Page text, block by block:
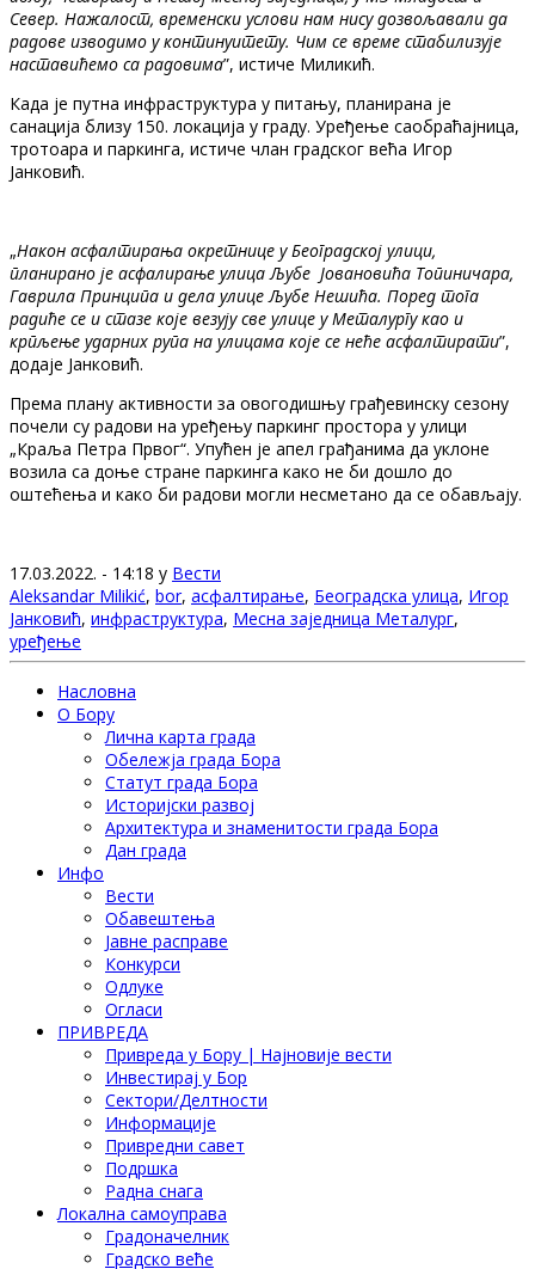
Север. Нажалост, временски услови нам нису дозвољавали да
радове изводимо у континуитету. Чим се време стабилизује
наставићемо са радовима”, истиче Миликић.
Када је путна инфраструктура у питању, планирана је
санација близу 150. локација у граду. Уређење саобраћајница,
тротоара и паркинга, истиче члан градског већа Игор
Јанковић.
„Након асфалтирања окретнице у Београдској улици,
планирано је асфалирање улица Љубе Јовановића Топиничара,
Гаврила Принципа и дела улице Љубе Нешића. Поред тога
радиће се и стазе које везују све улице у Металургу као и
крпљење ударних рупа на улицама које се неће асфалтирати”,
додаје Јанковић.
Према плану активности за овогодишњу грађевинску сезону
почели су радови на уређењу паркинг простора у улици
„Краља Петра Првог“. Упућен је апел грађанима да уклоне
возила са доње стране паркинга како не би дошло до
оштећења и како би радови могли несметано да се обављају.
17.03.2022. - 14:18 у Вести
Aleksandar Milikić, bor, асфалтирање, Београдска улица, Игор
Јанковић, инфраструктура, Месна заједница Металург,
уређење
Насловна
О Бору
Лична карта града
Обележја града Бора
Статут града Бора
Историјски развој
Архитектура и знаменитости града Бора
Дан града
Инфо
Вести
Обавештења
Јавне расправе
Конкурси
Одлуке
Огласи
ПРИВРЕДА
Привреда у Бору | Најновије вести
Инвестирај у Бор
Сектори/Делтности
Информације
Привредни савет
Подршка
Радна снага
Локална самоуправа
Градоначелник
Градско веће